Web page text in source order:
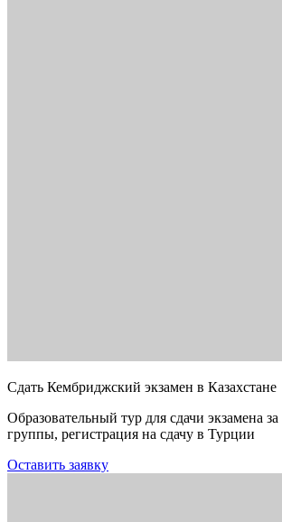
Сдать Кембриджский экзамен в Казахстане
Образовательный тур для сдачи экзамена
группы, регистрация на сдачу в Турции
Оставить заявку